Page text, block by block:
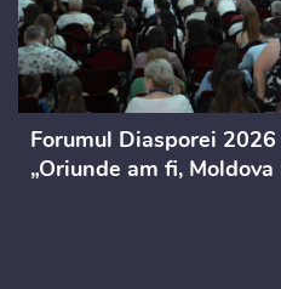
Forumul Diasporei
„Oriunde am fi, Moldova